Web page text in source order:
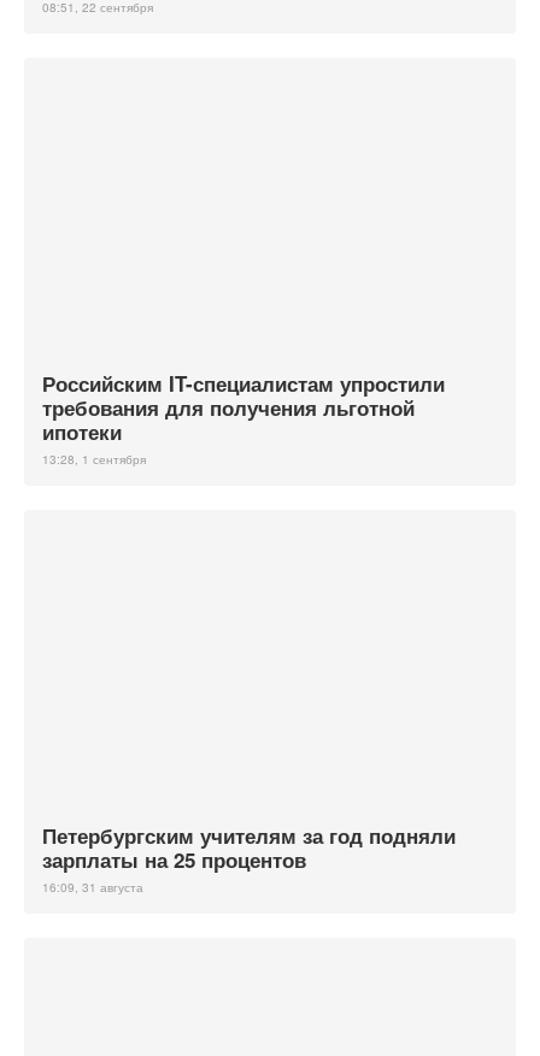
08:51, 22 сентября
Российским IT-специалистам упростили
требования для получения льготной
ипотеки
13:28, 1 сентября
Петербургским учителям за год подняли
зарплаты на 25 процентов
16:09, 31 августа